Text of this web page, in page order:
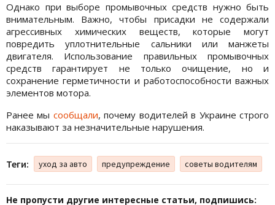
Однако при выборе промывочных средств нужно быть
внимательным. Важно, чтобы присадки не содержали
агрессивных химических веществ, которые могут
повредить уплотнительные сальники или манжеты
двигателя. Использование правильных промывочных
средств гарантирует не только очищение, но и
сохранение герметичности и работоспособности важных
элементов мотора.
Ранее мы сообщали, почему водителей в Украине строго
наказывают за незначительные нарушения.
Теги: уход за авто предупреждение советы водителям
Не пропусти другие интересные статьи, подпишись: